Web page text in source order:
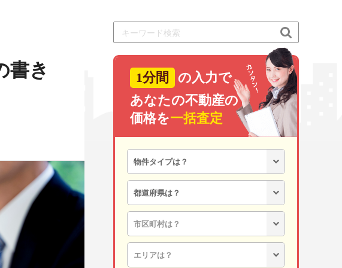
書き

1分間
の入力で
あなたの不動産の
価格を一括査定